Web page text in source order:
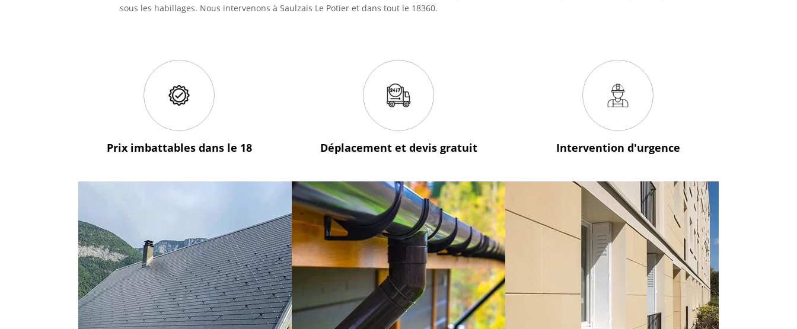
sous les habillages. Nous intervenons à Saulzais Le Potier et dans tout le 18360.
Prix imbattables dans le 18 Déplacement et devis gratuit Intervention d'urgence